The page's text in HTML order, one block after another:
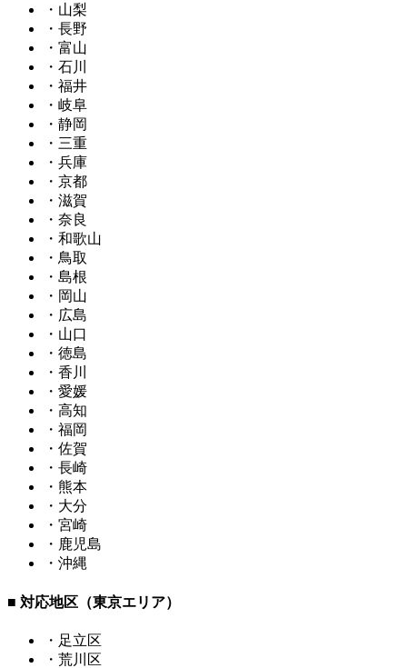
・山梨
・長野
・富山
・石川
・福井
・岐阜
・静岡
・三重
・兵庫
・京都
・滋賀
・奈良
・和歌山
・鳥取
・島根
・岡山
・広島
・山口
・徳島
・香川
・愛媛
・高知
・福岡
・佐賀
・長崎
・熊本
・大分
・宮崎
・鹿児島
・沖縄
■ 対応地区（東京エリア）
・足立区
・荒川区